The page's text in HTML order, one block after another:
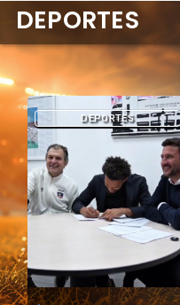
DEPORTES
DEPORTES